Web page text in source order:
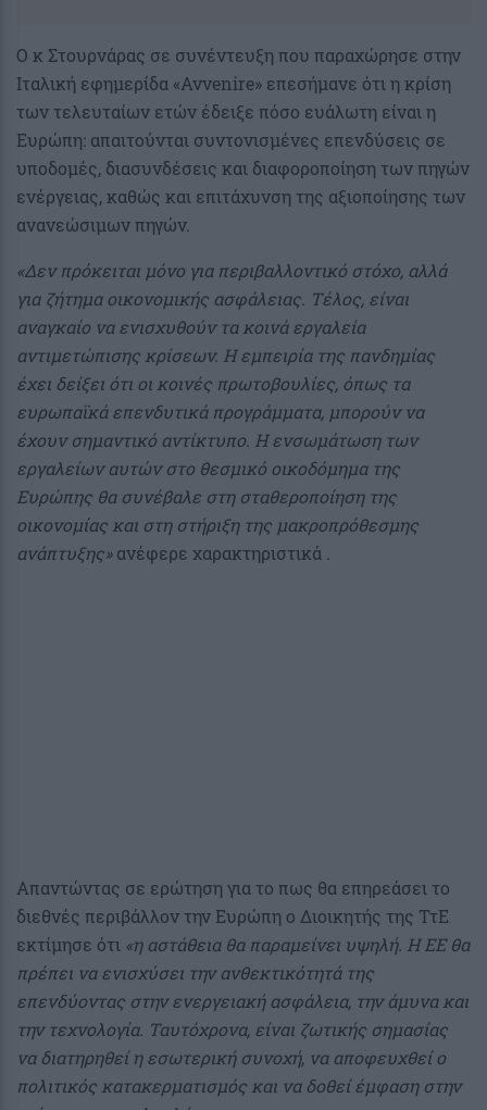
Ο κ Στουρνάρας σε συνέντευξη που παραχώρησε στην
Ιταλική εφημερίδα «Avvenire» επεσήμανε ότι η κρίση
των τελευταίων ετών έδειξε πόσο ευάλωτη είναι η
Ευρώπη: απαιτούνται συντονισμένες επενδύσεις σε
υποδομές, διασυνδέσεις και διαφοροποίηση των πηγών
ενέργειας, καθώς και επιτάχυνση της αξιοποίησης των
ανανεώσιμων πηγών.
«Δεν πρόκειται μόνο για περιβαλλοντικό στόχο, αλλά
για ζήτημα οικονομικής ασφάλειας. Τέλος, είναι
αναγκαίο να ενισχυθούν τα κοινά εργαλεία
αντιμετώπισης κρίσεων. Η εμπειρία της πανδημίας
έχει δείξει ότι οι κοινές πρωτοβουλίες, όπως τα
ευρωπαϊκά επενδυτικά προγράμματα, μπορούν να
έχουν σημαντικό αντίκτυπο. Η ενσωμάτωση των
εργαλείων αυτών στο θεσμικό οικοδόμημα της
Ευρώπης θα συνέβαλε στη σταθεροποίηση της
οικονομίας και στη στήριξη της μακροπρόθεσμης
ανάπτυξης»ανέφερε χαρακτηριστικά .
Απαντώντας σε ερώτηση για το πως θα επηρεάσει το
διεθνές περιβάλλον την Ευρώπη ο Διοικητής της ΤτΕ
εκτίμησε ότι «η αστάθεια θα παραμείνει υψηλή. Η ΕΕ θα
πρέπει να ενισχύσει την ανθεκτικότητά της
επενδύοντας στην ενεργειακή ασφάλεια, την άμυνα και
την τεχνολογία. Ταυτόχρονα, είναι ζωτικής σημασίας
να διατηρηθεί η εσωτερική συνοχή, να αποφευχθεί ο
πολιτικός κατακερματισμός και να δοθεί έμφαση στην